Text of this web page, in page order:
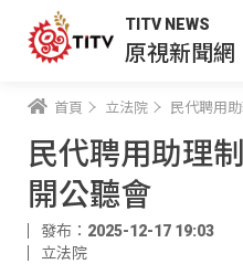
TITV NEWS
原視新聞網
首頁 立法院 民代聘用
民代聘用助理
開公聽會
發布：2025-12-17 19:03
立法院